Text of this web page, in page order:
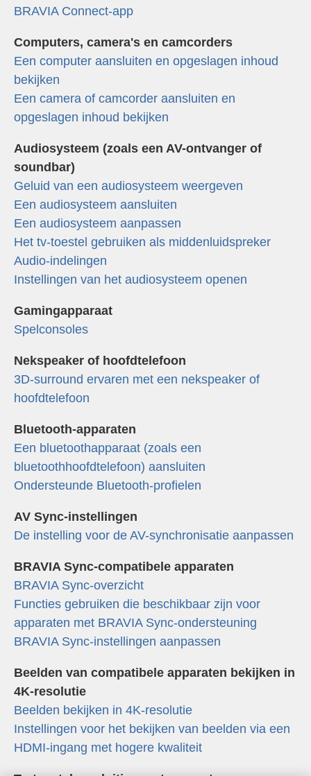
BRAVIA Connect-app
Computers, camera's en camcorders
Een computer aansluiten en opgeslagen inhoud
bekijken
Een camera of camcorder aansluiten en
opgeslagen inhoud bekijken
Audiosysteem (zoals een AV-ontvanger of
soundbar)
Geluid van een audiosysteem weergeven
Een audiosysteem aansluiten
Een audiosysteem aanpassen
Het tv-toestel gebruiken als middenluidspreker
Audio-indelingen
Instellingen van het audiosysteem openen
Gamingapparaat
Spelconsoles
Nekspeaker of hoofdtelefoon
3D-surround ervaren met een nekspeaker of
hoofdtelefoon
Bluetooth-apparaten
Een bluetoothapparaat (zoals een
bluetoothhoofdtelefoon) aansluiten
Ondersteunde Bluetooth-profielen
AV Sync-instellingen
De instelling voor de AV-synchronisatie aanpassen
BRAVIA Sync-compatibele apparaten
BRAVIA Sync-overzicht
Functies gebruiken die beschikbaar zijn voor
apparaten met BRAVIA Sync-ondersteuning
BRAVIA Sync-instellingen aanpassen
Beelden van compatibele apparaten bekijken in
4K-resolutie
Beelden bekijken in 4K-resolutie
Instellingen voor het bekijken van beelden via een
HDMI-ingang met hogere kwaliteit